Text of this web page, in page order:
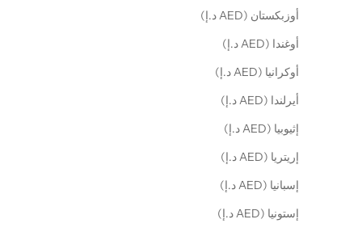
أوزبكستان (AED د.إ)
أوغندا (AED د.إ)
أوكرانيا (AED د.إ)
أيرلندا (AED د.إ)
إثيوبيا (AED د.إ)
إريتريا (AED د.إ)
إسبانيا (AED د.إ)
إستونيا (AED د.إ)